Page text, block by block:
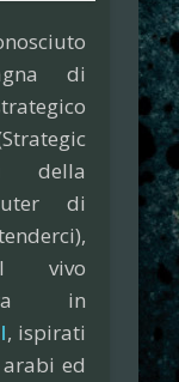
di
della
di
vivo
in
, ispirati
ed